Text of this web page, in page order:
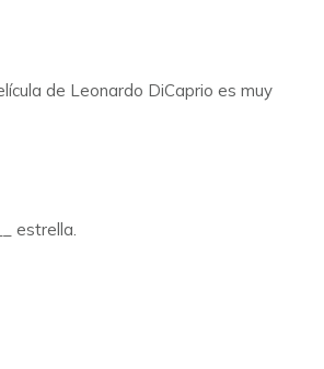
de Leonardo DiCaprio es muy
estrella.